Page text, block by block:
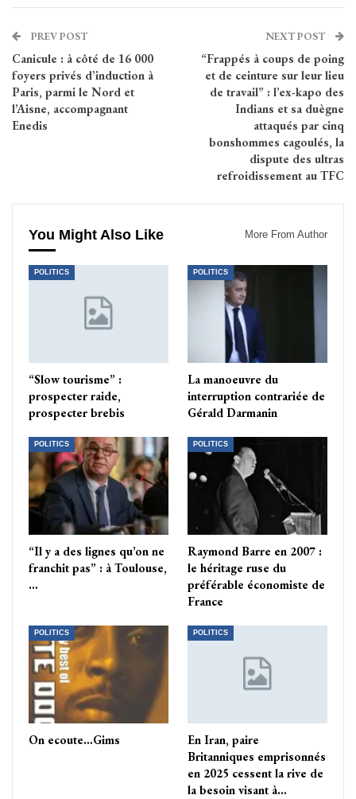
PREV POST
Canicule : à côté de 16 000
foyers privés d’induction à
Paris, parmi le Nord et
l’Aisne, accompagnant
Enedis
NEXT POST
“Frappés à coups de poing
et de ceinture sur leur lieu
de travail” : l’ex-kapo des
Indians et sa duègne
attaqués par cinq
bonshommes cagoulés, la
dispute des ultras
refroidissement au TFC
You Might Also Like More From Author
POLITICS
“Slow tourisme” :
prospecter raide,
prospecter brebis
POLITICS
La manoeuvre du
interruption contrariée de
Gérald Darmanin
POLITICS
“Il y a des lignes qu’on ne
franchit pas” : à Toulouse,
…
POLITICS
Raymond Barre en 2007 :
le héritage ruse du
préférable économiste de
France
POLITICS
On ecoute…Gims
POLITICS
En Iran, paire
Britanniques emprisonnés
en 2025 cessent la rive de
la besoin visant à…